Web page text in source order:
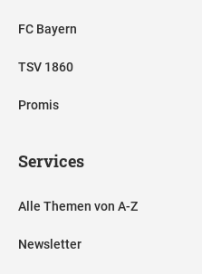
FC Bayern
TSV 1860
Promis
Services
Alle Themen von A-Z
Newsletter